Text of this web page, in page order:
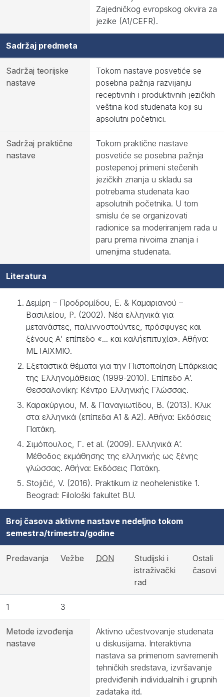
Zajedničkog evropskog okvira za
jezike (A1/CEFR).
Sadržaj predmeta
Sadržaj teorijske
nastave
Tokom nastave posvetiće se
posebna pažnja razvijanju
receptivnih i produktivnih jezičkih
veština kod studenata koji su
apsolutni početnici.
Sadržaj praktične
nastave
Tokom praktične nastave
posvetiće se posebna pažnja
postepenoj primeni stečenih
jezičkih znanja u skladu sa
potrebama studenata kao
apsolutnih početnika. U tom
smislu će se organizovati
radionice sa moderiranjem rada u
paru prema nivoima znanja i
umenjima studenata.
Literatura
∆εµίρη – Προδροµίδου, Ε. & Καµαριανού –
Βασιλείου, Ρ. (2002). Νέα ελληνικά για
µετανάστες, παλιννοστούντες, πρόσφυγες και
ξένους Α' επίπεδο «... και καλήεπιτυχία». Αθήνα:
ΜΕΤΑΙΧΜΙΟ.
Εξεταστικά θέµατα για την Πιστοποίηση Επάρκειας
της Ελληνοµάθειας (1999-2010). Επίπεδο Α’.
Θεσσαλονίκη: Κέντρο Ελληνικής Γλώσσας.
Καρακύργιου, Μ. & Παναγιωτίδου, Β. (2013). Κλικ
στα ελληνικά (επίπεδα Α1 & Α2). Αθήνα: Εκδόσεις
Πατάκη.
Σιµόπουλος, Γ. et al. (2009). Ελληνικά Α’.
Μέθοδος εκµάθησης της ελληνικής ως ξένης
γλώσσας. Αθήνα: Εκδόσεις Πατάκη.
Stojičić, V. (2016). Praktikum iz neohelenistike 1.
Beograd: Filološki fakultet BU.
Broj časova aktivne nastave nedeljno tokom
semestra/trimestra/godine
Predavanja Vežbe DON
Studijski i
istraživački
rad
Ostali
časovi
1 3
Metode izvođenja
nastave
Aktivno učestvovanje studenata
u diskusijama. Interaktivna
nastava sa primenom savremenih
tehničkih sredstava, izvršavanje
predviđenih individualnih i grupnih
zadataka itd.